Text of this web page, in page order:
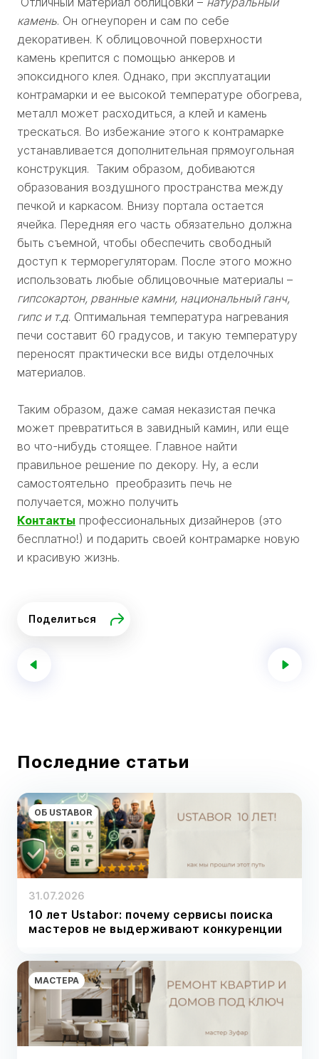
камень. Он огнеупорен и сам по себе
декоративен. К облицовочной поверхности
камень крепится с помощью анкеров и
эпоксидного клея. Однако, при эксплуатации
контрамарки и ее высокой температуре обогрева,
металл может расходиться, а клей и камень
трескаться. Во избежание этого к контрамарке
устанавливается дополнительная прямоугольная
конструкция. Таким образом, добиваются
образования воздушного пространства между
печкой и каркасом. Внизу портала остается
ячейка. Передняя его часть обязательно должна
быть съемной, чтобы обеспечить свободный
доступ к терморегуляторам. После этого можно
использовать любые облицовочные материалы –
гипсокартон, рванные камни, национальный ганч,
гипс и т.д. Оптимальная температура нагревания
печи составит 60 градусов, и такую температуру
переносят практически все виды отделочных
материалов.
Таким образом, даже самая неказистая печка
может превратиться в завидный камин, или еще
во что-нибудь стоящее. Главное найти
правильное решение по декору. Ну, а если
самостоятельно преобразить печь не
получается, можно получить
Контакты профессиональных дизайнеров (это
бесплатно!) и подарить своей контрамарке новую
и красивую жизнь.
Поделиться
Последние статьи
ОБ USTABOR
31.07.2026
10 лет Ustabor: почему сервисы поиска
мастеров не выдерживают конкуренции
МАСТЕРА